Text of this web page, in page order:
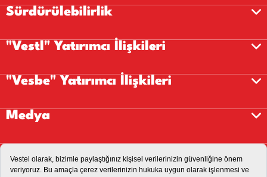
Sürdürülebilirlik
"Vestl" Yatırımcı İlişkileri
"Vesbe" Yatırımcı İlişkileri
Medya